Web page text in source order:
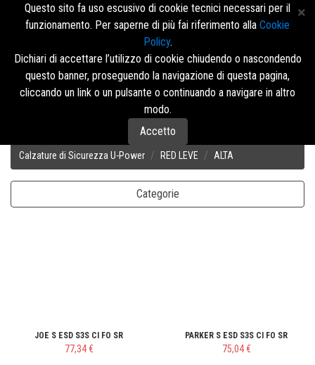
Menù
Calzature di Sicurezza U-Power RED LEVE ALTA
Categorie
JOE S ESD S3S CI FO SR
77,34 €
PARKER S ESD S3S CI FO SR
75,04 €
Questo sito fa uso escusivo di cookie tecnici necessari per il
funzionamento. Per saperne di più fai riferimento alla Cookie
Policy.
Dichiari di accettare l’utilizzo di cookie chiudendo o nascondendo
questo banner, proseguendo la navigazione di questa pagina,
cliccando un link o un pulsante o continuando a navigare in altro
modo.
Accetto